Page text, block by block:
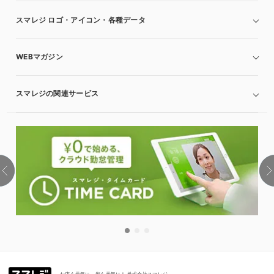
スマレジ ロゴ・アイコン・各種データ
WEBマガジン
スマレジの関連サービス